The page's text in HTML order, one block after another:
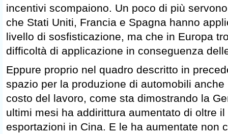
incentivi scompaiono. Un poco di più
che Stati Uniti, Francia e Spagna hanno
livello di sosfisticazione, ma che in Europa
difficoltà di applicazione in conseguenza
Eppure proprio nel quadro descritto in
spazio per la produzione di automobili
costo del lavoro, come sta dimostrando la
ultimi mesi ha addirittura aumentato di oltre
esportazioni in Cina. E le ha aumentate non